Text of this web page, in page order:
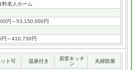
料老人ホーム
円～53,150,000円
円～410,730円
ト可 温泉付き
居室キッチ
ン
夫婦部屋